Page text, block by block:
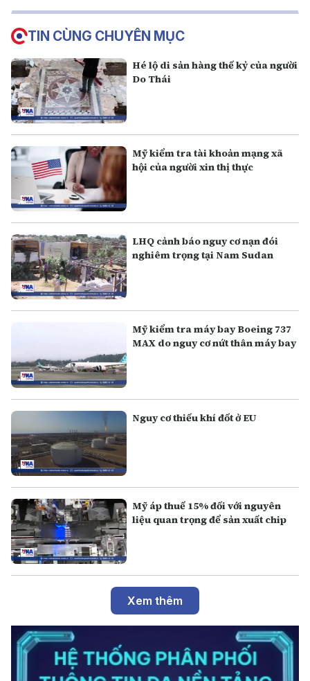
TIN CÙNG CHUYÊN MỤC
Hé lộ di sản hàng thế kỷ của người
Do Thái
Mỹ kiểm tra tài khoản mạng xã
hội của người xin thị thực
LHQ cảnh báo nguy cơ nạn đói
nghiêm trọng tại Nam Sudan
Mỹ kiểm tra máy bay Boeing 737
MAX do nguy cơ nứt thân máy bay
Nguy cơ thiếu khí đốt ở EU
Mỹ áp thuế 15% đối với nguyên
liệu quan trọng để sản xuất chip
Xem thêm